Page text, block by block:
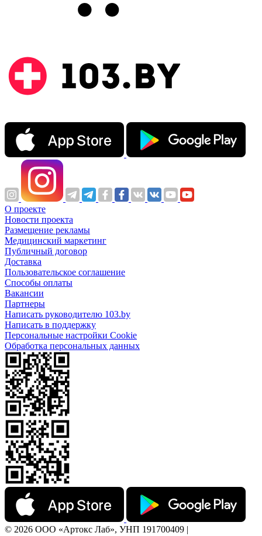
О проекте
Новости проекта
Размещение рекламы
Медицинский маркетинг
Публичный договор
Доставка
Пользовательское соглашение
Способы оплаты
Вакансии
Партнеры
Написать руководителю 103.by
Написать в поддержку
Персональные настройки Cookie
Обработка персональных данных
© 2026 ООО «Артокс Лаб», УНП 191700409 |